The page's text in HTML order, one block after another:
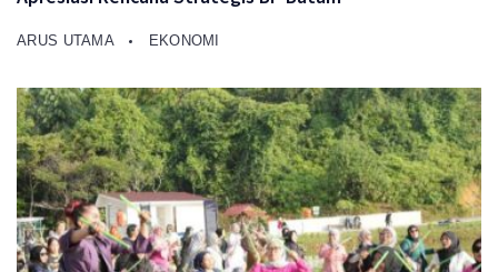
ARUS UTAMA EKONOMI